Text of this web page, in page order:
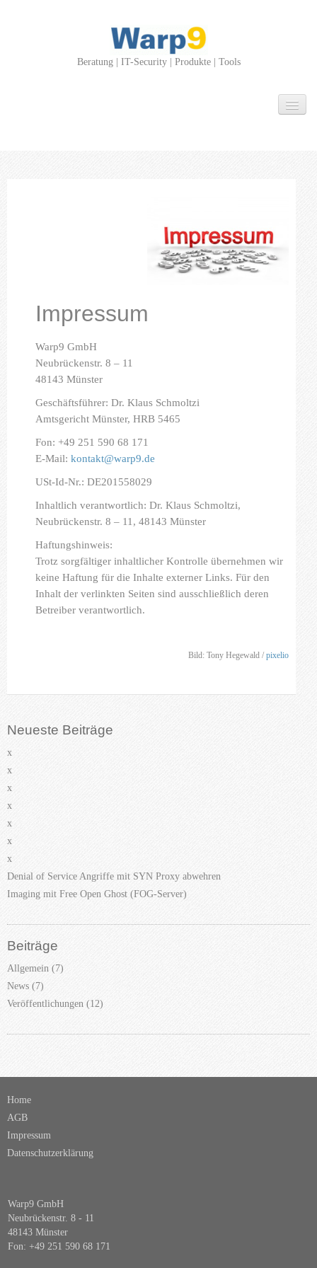
Beratung | IT-Security | Produkte | Tools
Kontakt
Impressum
Warp9 GmbH
Neubrückenstr. 8 – 11
48143 Münster
Geschäftsführer: Dr. Klaus Schmoltzi
Amtsgericht Münster, HRB 5465
Fon: +49 251 590 68 171
E-Mail: kontakt@warp9.de
USt-Id-Nr.: DE201558029
Inhaltlich verantwortlich: Dr. Klaus Schmoltzi,
Neubrückenstr. 8 – 11, 48143 Münster
Haftungshinweis:
Trotz sorgfältiger inhaltlicher Kontrolle übernehmen wir
keine Haftung für die Inhalte externer Links. Für den
Inhalt der verlinkten Seiten sind ausschließlich deren
Betreiber verantwortlich.
Bild: Tony Hegewald / pixelio
Neueste Beiträge
x
x
x
x
x
x
x
Denial of Service Angriffe mit SYN Proxy abwehren
Imaging mit Free Open Ghost (FOG-Server)
Beiträge
Allgemein (7)
News (7)
Veröffentlichungen (12)
Home
AGB
Impressum
Datenschutzerklärung
Warp9 GmbH
Neubrückenstr. 8 - 11
48143 Münster
Fon: +49 251 590 68 171